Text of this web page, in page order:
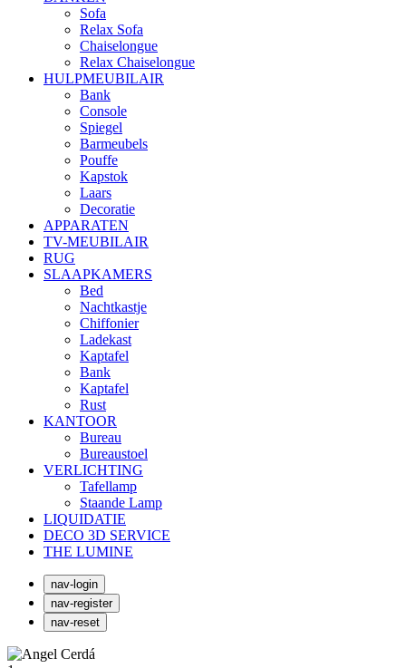
Sofa
Relax Sofa
Chaiselongue
Relax Chaiselongue
HULPMEUBILAIR
Bank
Console
Spiegel
Barmeubels
Pouffe
Kapstok
Laars
Decoratie
APPARATEN
TV-MEUBILAIR
RUG
SLAAPKAMERS
Bed
Nachtkastje
Chiffonier
Ladekast
Kaptafel
Bank
Kaptafel
Rust
KANTOOR
Bureau
Bureaustoel
VERLICHTING
Tafellamp
Staande Lamp
LIQUIDATIE
DECO 3D SERVICE
THE LUMINE
nav-login
nav-register
nav-reset